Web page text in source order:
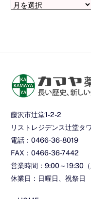
【ア
藤沢市辻堂1-2-2
リストレジデンス辻堂タ
電話：0466-36-8019
FAX：0466-36-7442
営業時間：9:00～19:30（
休業日：日曜日、祝祭日